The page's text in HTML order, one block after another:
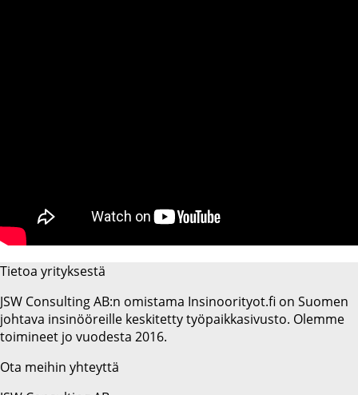
Tietoa yrityksestä
JSW Consulting AB:n omistama Insinoorityot.fi on Suomen
johtava insinööreille keskitetty työpaikkasivusto. Olemme
toimineet jo vuodesta 2016.
Ota meihin yhteyttä